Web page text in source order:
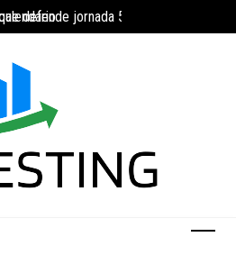
defende jornada 5×2 com limite de
prazo de auxílio-doença sem perícia;